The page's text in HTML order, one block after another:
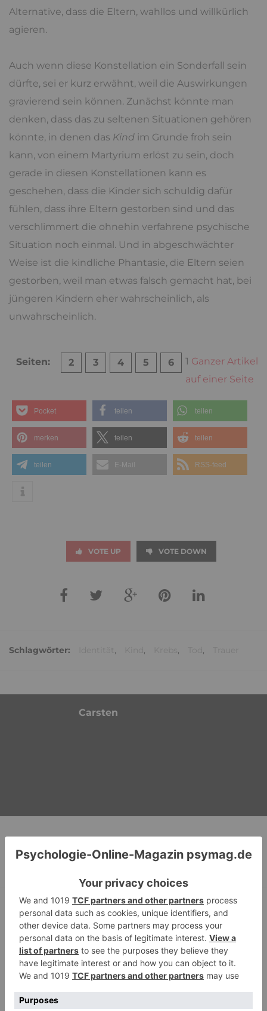
Alternative, dass die Eltern, wahllos und willkürlich
agieren.
Auch wenn diese Konstellation ein Sonderfall sein
dürfte, sei er kurz erwähnt, weil die Auswirkungen
gravierend sein können. Zunächst könnte man
denken, dass das zu seltenen Situationen gehören
könnte, in denen das Kind im Grunde froh sein
kann, von einem Martyrium erlöst zu sein, doch
gerade in diesen Konstellationen kann es
geschehen, dass die Kinder sich schuldig dafür
fühlen, dass ihre Eltern gestorben sind und das
verschlimmert die ohnehin verfahrene psychische
Situation noch einmal. Und in abgeschwächter
Weise ist die kindliche Phantasie, die Eltern seien
gestorben, weil man etwas falsch gemacht hat, bei
jüngeren Kindern eher wahrscheinlich, als
unwahrscheinlich.
Seiten: 1
2 3 4 5 6
Ganzer Artikel
auf einer Seite
Pocket teilen teilen
merken teilen teilen
teilen E-Mail RSS-feed
VOTE UP VOTE DOWN
Schlagwörter: , , , ,
Carsten
Roboter in der Medizin – Roboter und Psyche (4)
2017: Wege aus der Krise
Das könnte Sie auch
interessieren